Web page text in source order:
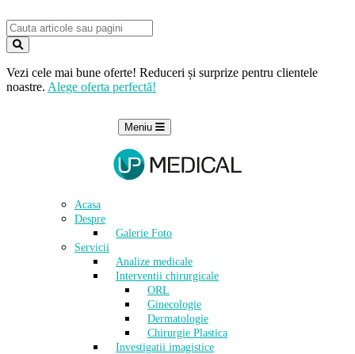
Vezi cele mai bune oferte! Reduceri și surprize pentru clientele
noastre. Alege oferta perfectă!
Meniu
Acasa
Despre
Galerie Foto
Servicii
Analize medicale
Interventii chirurgicale
ORL
Ginecologie
Dermatologie
Chirurgie Plastica
Investigatii imagistice